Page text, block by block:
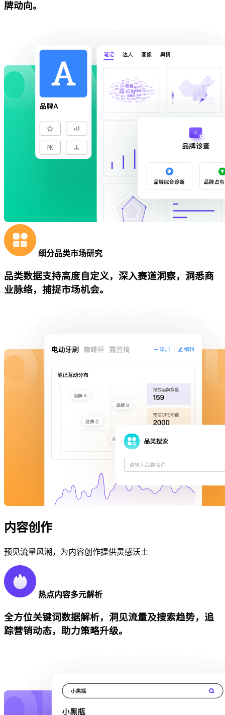
牌动向。
细分品类市场研究
品类数据支持高度自定义，深入赛道洞察，洞悉商
业脉络，捕捉市场机会。
内容创作
预见流量风潮，为内容创作提供灵感沃土
热点内容多元解析
全方位关键词数据解析，洞见流量及搜索趋势，追
踪营销动态，助力策略升级。